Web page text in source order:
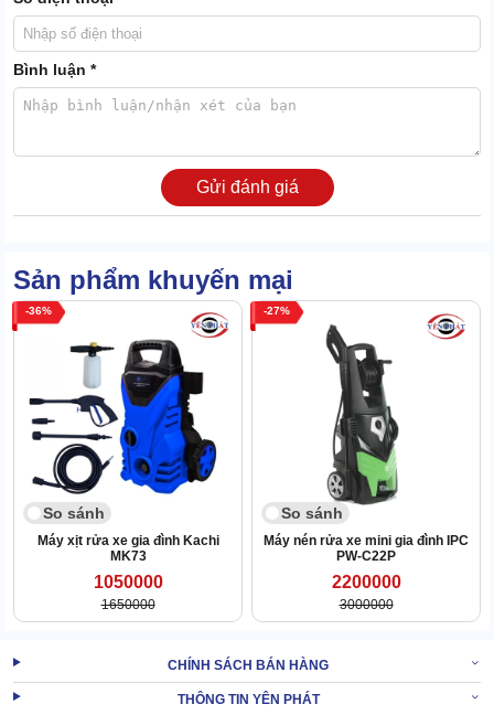
2. List lợi ích khủng khi sử dụng máy rửa xe V jet
Máy rửa xe VJET VJ 130 khác biệt với phần còn lại ở sử dụng
nguồn nước nóng nhiệt cao để làm sạch.
Thực tế cho thấy nhiệt cao cho khả năng làm mềm, phá vỡ kết cấu
vết bẩn hơn nước lạnh gấp nhiều lần. Dù dầu nhớt, mỡ bò,... cũng
có thể được làm sạch nhanh chóng.
Độ sáng bóng của bề mặt xe sau khi rửa cao ngay cả khi không
dùng hóa chất.
Nhiệt cao ở đây hiển thị dưới dạng hơi, cùng áp lực cao cho nên
khả năng tiết kiệm nước của
rất cao.
Bình luận *
Gửi đánh giá
Sản phẩm khuyến mại
36
So sánh
Máy xịt rửa xe gia đình Kachi
MK73
1050000
1650000
27
So sánh
Máy nén rửa xe mini gia đình IPC
PW-C22P
2200000
3000000
CHÍNH SÁCH BÁN HÀNG
THÔNG TIN YÊN PHÁT